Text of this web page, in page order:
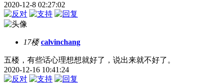
2020-12-8 02:27:02
17楼 calvinchang
五楼，有些话心理想想就好了，说出来就不好了。
2020-12-16 10:41:24